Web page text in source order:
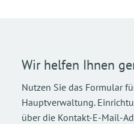
Wir helfen Ihnen
Nutzen Sie das Formular
Hauptverwaltung.
über die Kontakt-E-Mail-